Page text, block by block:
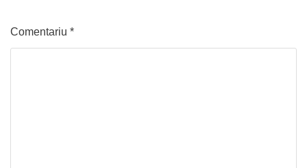
Comentariu *